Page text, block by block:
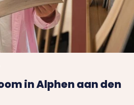
in Alphen aan den